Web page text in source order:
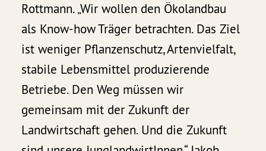
Rottmann. „Wir wollen den Ökolandbau
als Know-how Träger betrachten. Das Ziel
ist weniger Pflanzenschutz, Artenvielfalt,
stabile Lebensmittel produzierende
Betriebe. Den Weg müssen wir
gemeinsam mit der Zukunft der
Landwirtschaft gehen. Und die Zukunft